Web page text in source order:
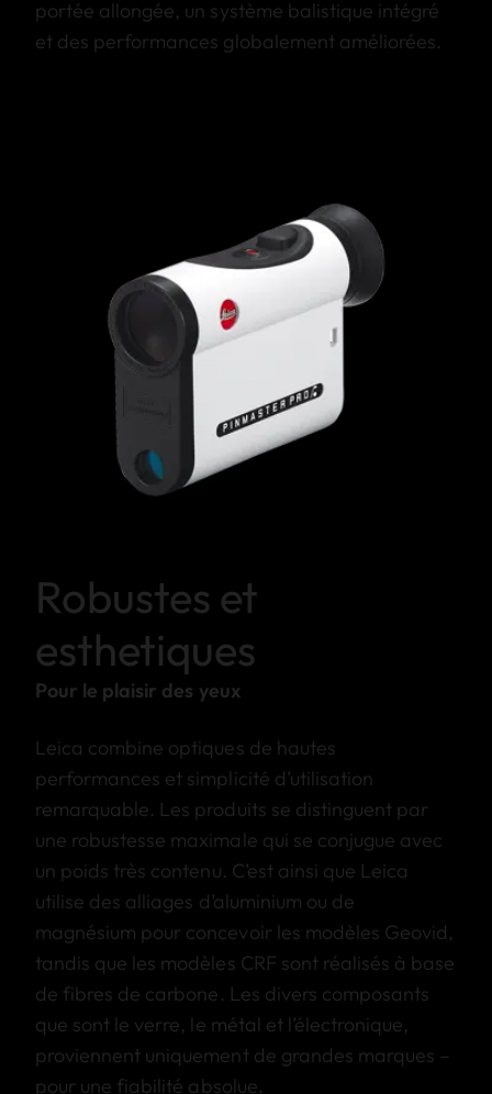
portée allongée, un système balistique intégré
et des performances globalement améliorées.
Robustes et
esthetiques
Pour le plaisir des yeux
Leica combine optiques de hautes
performances et simplicité d’utilisation
remarquable. Les produits se distinguent par
une robustesse maximale qui se conjugue avec
un poids très contenu. C’est ainsi que Leica
utilise des alliages d’aluminium ou de
magnésium pour concevoir les modèles Geovid,
tandis que les modèles CRF sont réalisés à base
de fibres de carbone. Les divers composants
que sont le verre, le métal et l’électronique,
proviennent uniquement de grandes marques –
pour une fiabilité absolue.